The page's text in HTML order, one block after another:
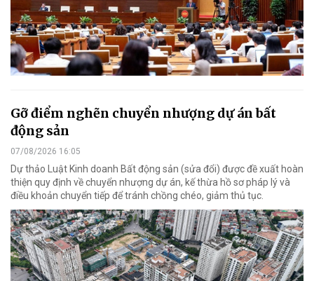
Gỡ điểm nghẽn chuyển nhượng dự án bất
động sản
07/08/2026 16:05
Dự thảo Luật Kinh doanh Bất động sản (sửa đổi) được đề xuất hoàn
thiện quy định về chuyển nhượng dự án, kế thừa hồ sơ pháp lý và
điều khoản chuyển tiếp để tránh chồng chéo, giảm thủ tục.